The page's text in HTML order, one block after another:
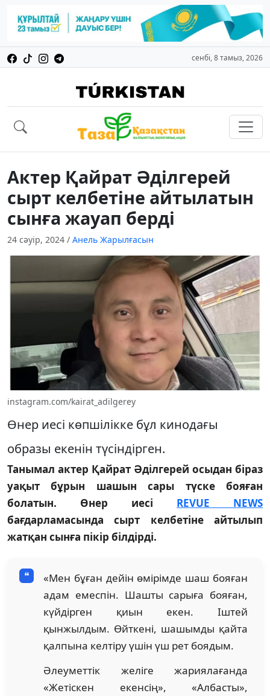
сенбі, 8 тамыз, 2026
Актер Қайрат Әділгерей
сырт келбетіне айтылатын
сынға жауап берді
24 сәуір, 2024 / Анель Жарылғасын
instagram.com/kairat_adilgerey
Өнер иесі көпшілікке бұл кинодағы
образы екенін түсіндірген.
Танымал актер Қайрат Әділгерей осыдан біраз
уақыт бұрын шашын сары түске бояған
болатын. Өнер иесі REVUE NEWS
бағдарламасында сырт келбетіне айтылып
жатқан сынға пікір білдірді.
«Мен бұған дейін өмірімде шаш бояған
адам емеспін. Шашты сарыға бояған,
күйдірген қиын екен. Іштей
қынжылдым. Өйткені, шашымды қайта
қалпына келтіру үшін үш рет боядым.
Әлеуметтік желіге жариялағанда
«Жетіскен екенсің», «Албасты»,